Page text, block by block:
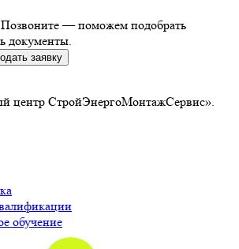
— поможем подобрать
документы.
заявку
СтройЭнергоМонтажСервис».
обучение